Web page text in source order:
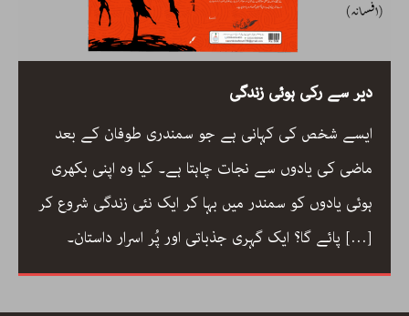
دیر سے رکی ہوئی زندگی
ایسے شخص کی کہانی ہے جو سمندری طوفان کے بعد
ماضی کی یادوں سے نجات چاہتا ہے۔ کیا وہ اپنی بکھری
ہوئی یادوں کو سمندر میں بہا کر ایک نئی زندگی شروع کر
[…]